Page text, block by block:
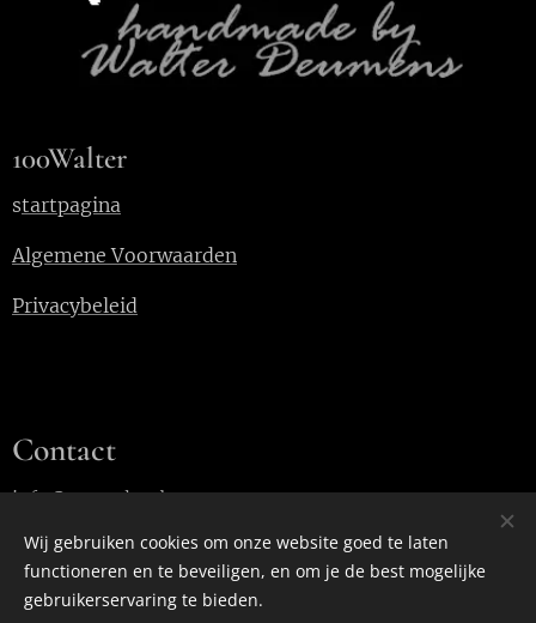
100Walter
startpagina
Algemene Voorwaarden
Privacybeleid
Contact
info@100walter.be
Cookies
Wij gebruiken cookies om onze website goed te laten
functioneren en te beveiligen, en om je de best mogelijke
gebruikerservaring te bieden.